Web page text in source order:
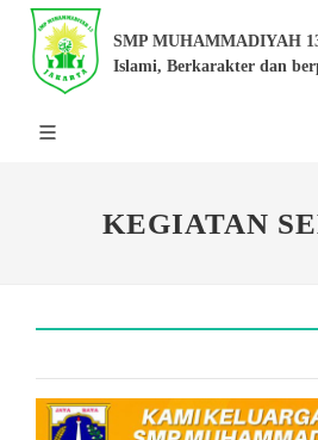
SMP MUHAMMADIYAH
Islami, Berkarakter dan
KEGIATAN